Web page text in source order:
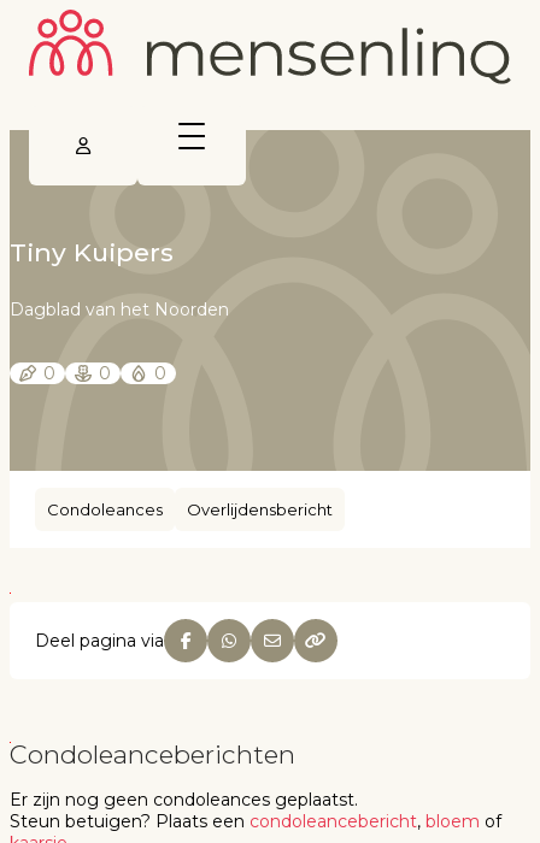
Tiny Kuipers
Dagblad van het Noorden
0 0 0
Condoleances Overlijdensbericht
Deel pagina via
Condoleanceberichten
Er zijn nog geen condoleances geplaatst.
Steun betuigen? Plaats een condoleancebericht, bloem of